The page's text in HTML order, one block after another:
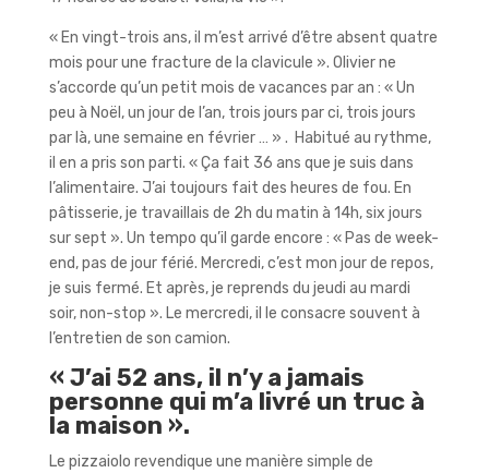
« En vingt-trois ans, il m’est arrivé d’être absent quatre
mois pour une fracture de la clavicule ». Olivier ne
s’accorde qu’un petit mois de vacances par an : « Un
peu à Noël, un jour de l’an, trois jours par ci, trois jours
par là, une semaine en février … » . Habitué au rythme,
il en a pris son parti. « Ça fait 36 ans que je suis dans
l’alimentaire. J’ai toujours fait des heures de fou. En
pâtisserie, je travaillais de 2h du matin à 14h, six jours
sur sept ». Un tempo qu’il garde encore : « Pas de week-
end, pas de jour férié. Mercredi, c’est mon jour de repos,
je suis fermé. Et après, je reprends du jeudi au mardi
soir, non-stop ». Le mercredi, il le consacre souvent à
l’entretien de son camion.
« J’ai 52 ans, il n’y a jamais
personne qui m’a livré un truc à
la maison ».
Le pizzaiolo revendique une manière simple de